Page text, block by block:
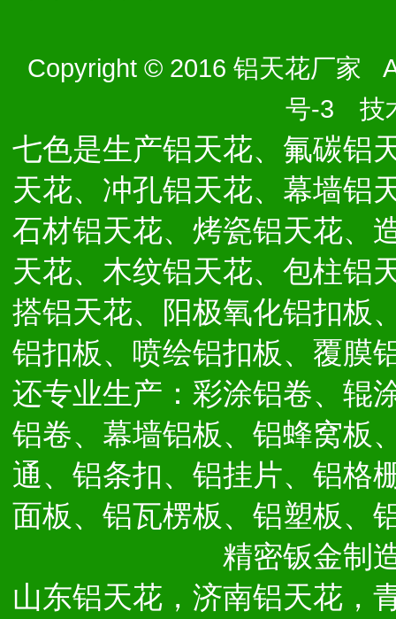
Copyright © 2016 铝天花厂家
号-3 技
七色是生产铝天花、氟碳铝
天花、冲孔铝天花、幕墙铝
石材铝天花、烤瓷铝天花、
天花、木纹铝天花、包柱铝
搭铝天花、阳极氧化铝扣板
铝扣板、喷绘铝扣板、覆膜
还专业生产：彩涂铝卷、辊
铝卷、幕墙铝板、铝蜂窝板
通、铝条扣、铝挂片、铝格
面板、铝瓦楞板、铝塑板、
精密钣金制
山东铝天花，济南铝天花，